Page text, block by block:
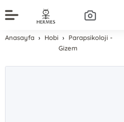
Anasayfa Hobi
Parapsikoloji -
Gizem